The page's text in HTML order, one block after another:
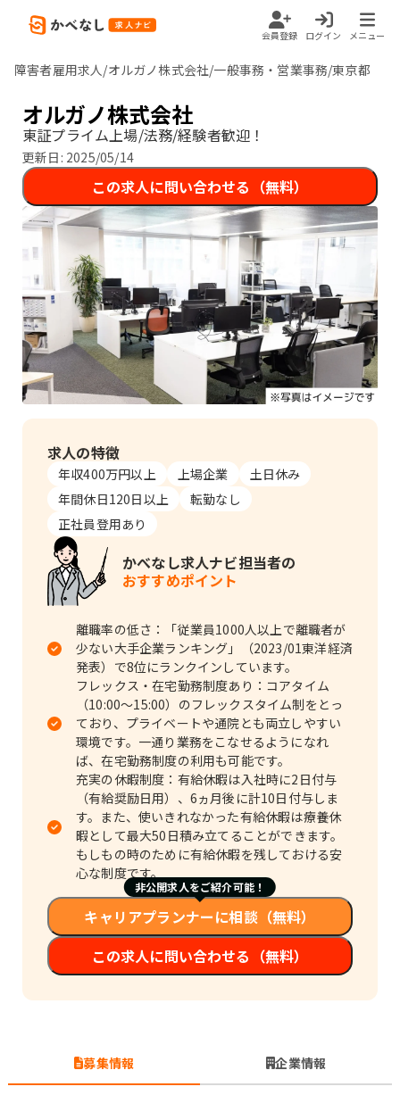
会員登録 ログイン メニュー
障害者雇用求人/オルガノ株式会社/一般事務・営業事務/東京都
オルガノ株式会社
東証プライム上場/法務/経験者歓迎！
更新日: 2025/05/14
この求人に問い合わせる（無料）
求人の特徴
年収400万円以上 上場企業
土日休み
年間休日120日以上
転勤なし
正社員登用あり
かべなし求人ナビ担当者の
おすすめポイント
離職率の低さ：「従業員1000人以上で離職者が
少ない大手企業ランキング」（2023/01東洋経済
発表）で8位にランクインしています。
フレックス・在宅勤務制度あり：コアタイム
（10:00～15:00）のフレックスタイム制をとっ
ており、プライベートや通院とも両立しやすい
環境です。一通り業務をこなせるようになれ
ば、在宅勤務制度の利用も可能です。
充実の休暇制度：有給休暇は入社時に2日付与
（有給奨励日用）、6ヵ月後に計10日付与しま
す。また、使いきれなかった有給休暇は療養休
暇として最大50日積み立てることができます。
もしもの時のために有給休暇を残しておける安
心な制度です。
非公開求人をご紹介可能！
キャリアプランナーに相談（無料）
この求人に問い合わせる（無料）
募集情報 企業情報